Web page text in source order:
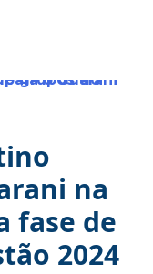
na
fase de
2024